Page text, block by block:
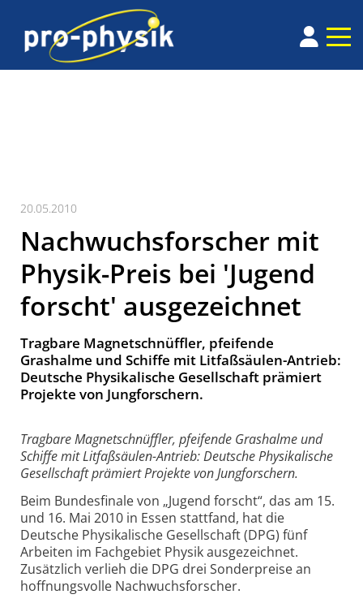
20.05.2010
Nachwuchsforscher mit
Physik-Preis bei 'Jugend
forscht' ausgezeichnet
Tragbare Magnetschnüffler, pfeifende
Grashalme und Schiffe mit Litfaßsäulen-Antrieb:
Deutsche Physikalische Gesellschaft prämiert
Projekte von Jungforschern.
Tragbare Magnetschnüffler, pfeifende Grashalme und
Schiffe mit Litfaßsäulen-Antrieb: Deutsche Physikalische
Gesellschaft prämiert Projekte von Jungforschern.
Beim Bundesfinale von „Jugend forscht“, das am 15.
und 16. Mai 2010 in Essen stattfand, hat die
Deutsche Physikalische Gesellschaft (DPG) fünf
Arbeiten im Fachgebiet Physik ausgezeichnet.
Zusätzlich verlieh die DPG drei Sonderpreise an
hoffnungsvolle Nachwuchsforscher.